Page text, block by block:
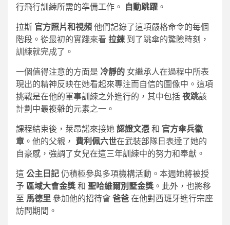
行飛行訓練所需的準備工作。 自動跳躍 。
拉斯 官方照片和視頻 他們記錄了這項嚴格命令的每個
階段。從最初的實踐來看 拉鍊 到了跳傘的驚險時刻，
訓練就完成了。
一個值得注意的方面是 冷靜的 女繼承人在過程中所表
現出的精神反映在她看起來專注而自信的圖像中。這項
挑戰是在他的軍事訓練之外進行的，其中包括 夜跳該
計劃中最複雜的元素之一。
課程結束後，萊昂諾來接她 認證文憑 和 官方傘兵徽
章 。他的父親， 費利佩六世在武裝部隊日表達了她的
自豪感，強調了女兒在這三年訓練中的努力和奉獻。
這 公主日記 仍積極參與多項機構活動。本週她將被授
予 區域大會金獎 和 聖哈維爾別墅金獎 。此外，也將移
至 馬德里 參加他的招待會 爸爸 在他對西班牙進行宗座
訪問期間。